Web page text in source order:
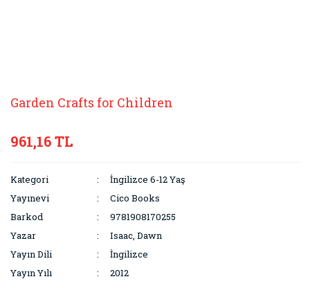
Garden Crafts for Children
961,16 TL
Kategori
İngilizce 6-12 Yaş
Yayınevi
Cico Books
Barkod
9781908170255
Yazar
Isaac, Dawn
Yayın Dili
İngilizce
Yayın Yılı
2012